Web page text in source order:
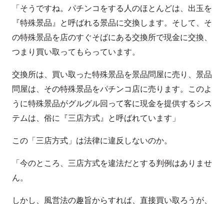
「そうですね。パチンコをする人のほとんどは、出玉を
『特殊景品』と呼ばれる景品に交換します。そして、そ
の特殊景品を店のすぐそばにある交換所で現金に交換、
つまり買い取ってもらっています。
交換所は、買い取った特殊景品を景品問屋に売り、景品
問屋は、その特殊景品をパチンコ店に売ります。このよ
うに特殊景品がグルグル回って客に現金を提供するシス
テムは、俗に『三店方式』と呼ばれています」
この「三店方式」は法律に違反しないのか。
「今のところ、三店方式を違法だとする判例はありませ
ん。
しかし、風営法の趣旨からすれば、直接買い取ろうが、